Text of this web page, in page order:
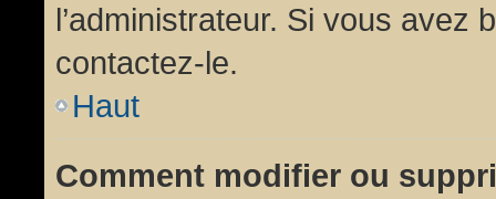
l’administrateur. Si vous avez
contactez-le.
Haut
Comment modifier ou